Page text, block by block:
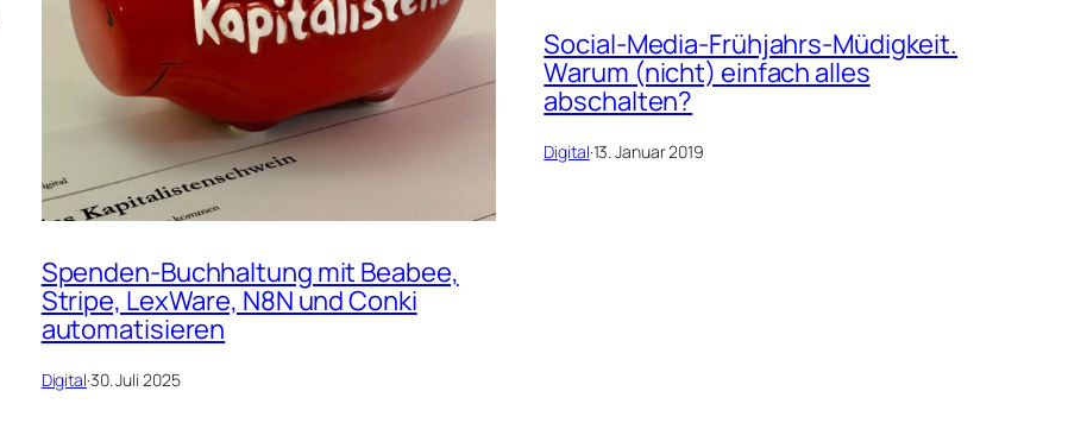
Spenden-Buchhaltung mit Beabee,
Stripe, LexWare, N8N und Conki
automatisieren
Digital·30. Juli 2025
Social-Media-Frühjahrs-Müdigkeit.
Warum (nicht) einfach alles
abschalten?
Digital·13. Januar 2019